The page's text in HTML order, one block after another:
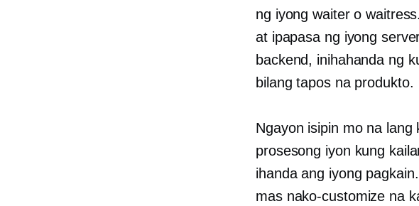
ng iyong waiter o
at ipapasa ng iyong
backend, inihahanda ng
bilang tapos na produkto.
Ngayon isipin mo na
prosesong iyon kung
ihanda ang iyong
mas nako-customize na